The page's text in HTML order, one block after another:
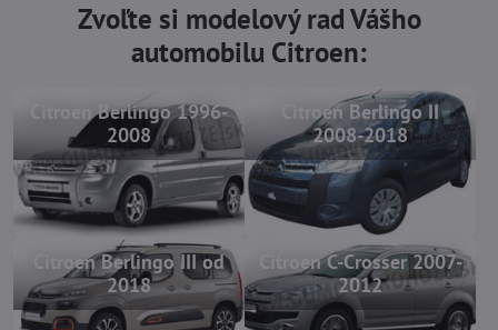
Zvoľte si modelový rad Vášho
automobilu Citroen:
Citroen Berlingo 1996-
2008
Citroen Berlingo II
2008-2018
Citroen Berlingo III od
2018
Citroen C-Crosser 2007-
2012